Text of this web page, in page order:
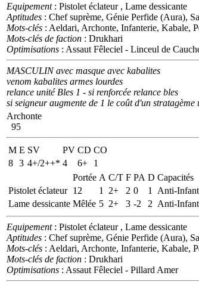
Equipement: Pistolet éclateur , Lame dessicante
Aptitudes : Chef suprème, Génie Perfide (Aura),
Mots-clés : Aeldari, Archonte, Infanterie, Kabale,
Mots-clés de faction : Drukhari
Optimisations : Assaut Fêleciel - Linceul de
MASCULIN avec masque avec kabalites
venom kabalites armes lourdes
relance unité Bles 1 - si renforcée relance bles
si seigneur augmente de 1 le coût d'un
Archonte
95
M E SV PV CD CO
8 3 4+/2++* 4 6+
1
Portée A C/T F PA D Capacités
Pistolet éclateur 12 1 2+ 2 0 1
Anti-
Lame dessicante Mêlée 5 2+ 3 -2 2 Anti-
Equipement: Pistolet éclateur , Lame dessicante
Aptitudes : Chef suprème, Génie Perfide (Aura),
Mots-clés : Aeldari, Archonte, Infanterie, Kabale,
Mots-clés de faction : Drukhari
Optimisations : Assaut Fêleciel - Pillard Amer